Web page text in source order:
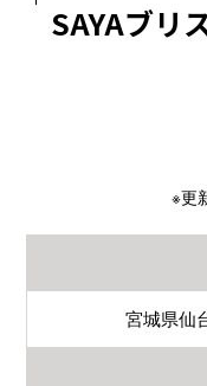
SAYAブリ
※更
宮城県仙